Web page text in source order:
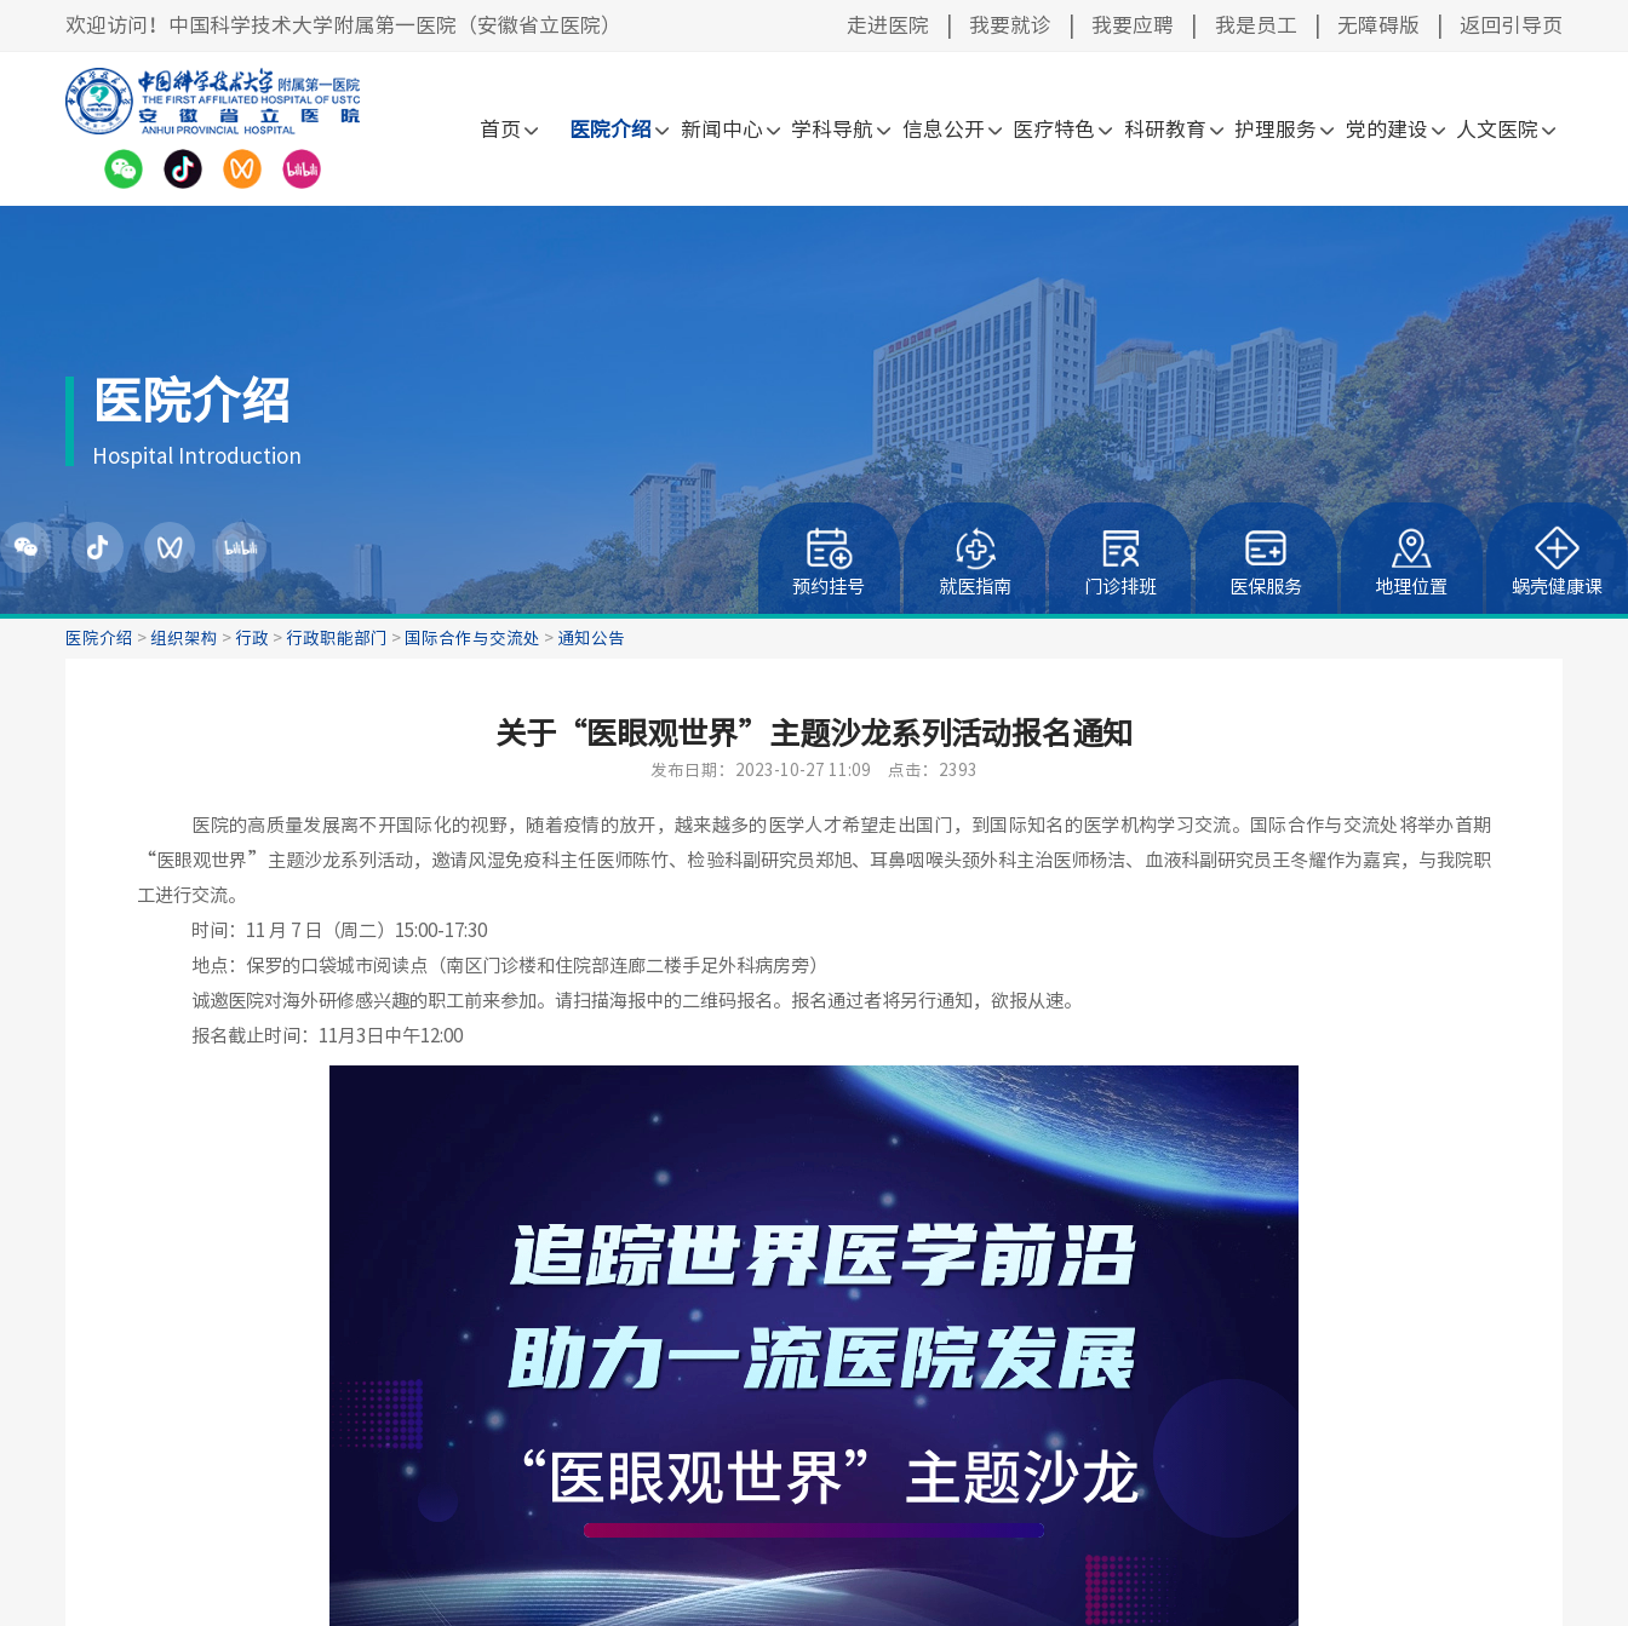
欢迎访问！中国科学技术大学附属第一医院（安徽省立医院） 走进医院 我要就诊 我要应聘 我是员工 无障碍版 返回引导页
首页 医院介绍 新闻中心 学科导航 信息公开 医疗特色 科研教育 护理服务 党的建设 人文医院
医院介绍
Hospital Introduction
预约挂号 就医指南 门诊排班 医保服务 地理位置 蜗壳健康课
医院介绍 > 组织架构 > 行政 > 行政职能部门 > 国际合作与交流处 > 通知公告
关于“医眼观世界”主题沙龙系列活动报名通知
发布日期：2023-10-27 11:09 点击：2393
医院的高质量发展离不开国际化的视野，随着疫情的放开，越来越多的医学人才希望走出国门，到国际知名的医学机构学习交流。国际合作与交流处将举办首期
“医眼观世界”主题沙龙系列活动，邀请风湿免疫科主任医师陈竹、检验科副研究员郑旭、耳鼻咽喉头颈外科主治医师杨洁、血液科副研究员王冬耀作为嘉宾，与我院职
工进行交流。
时间：11 月 7 日（周二）15:00-17:30
地点：保罗的口袋城市阅读点（南区门诊楼和住院部连廊二楼手足外科病房旁）
诚邀医院对海外研修感兴趣的职工前来参加。请扫描海报中的二维码报名。报名通过者将另行通知，欲报从速。
报名截止时间：11月3日中午12:00